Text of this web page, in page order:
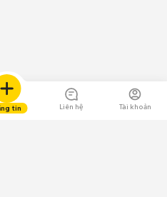
tin Liên hệ Tài khoản